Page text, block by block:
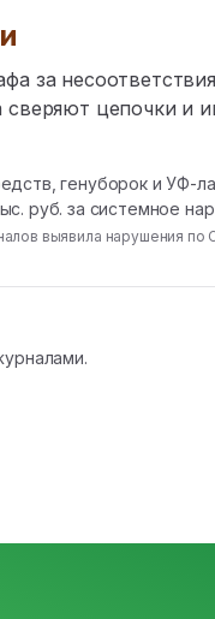
за
цепочки и
генуборок и УФ-
руб. за системное
выявила нарушения